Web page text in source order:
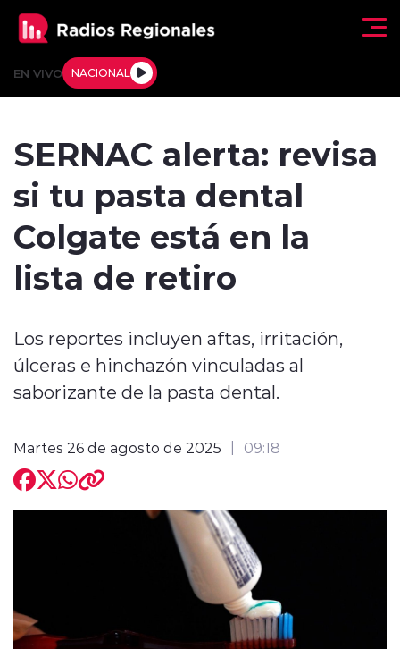
EN VIVO NACIONAL
Tendencias
Deportes
Regiones al Aire
Entrevistas
modo claro
SERNAC alerta: revisa
si tu pasta dental
Colgate está en la
lista de retiro
Los reportes incluyen aftas, irritación,
úlceras e hinchazón vinculadas al
saborizante de la pasta dental.
Martes 26 de agosto de 2025 09:18